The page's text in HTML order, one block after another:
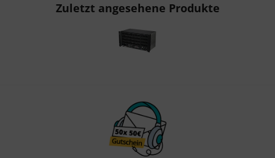
Zuletzt angesehene Produkte